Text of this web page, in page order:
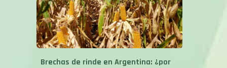
Brechas de rinde en Argentina: ¿por